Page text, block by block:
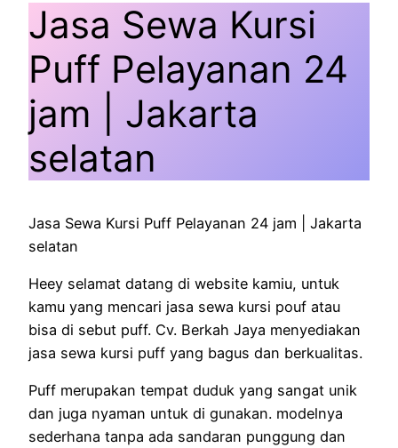
Jasa Sewa Kursi
Puff Pelayanan 24
jam | Jakarta
selatan
Jasa Sewa Kursi Puff Pelayanan 24 jam | Jakarta
selatan
Heey selamat datang di website kamiu, untuk
kamu yang mencari jasa sewa kursi pouf atau
bisa di sebut puff. Cv. Berkah Jaya menyediakan
jasa sewa kursi puff yang bagus dan berkualitas.
Puff merupakan tempat duduk yang sangat unik
dan juga nyaman untuk di gunakan. modelnya
sederhana tanpa ada sandaran punggung dan